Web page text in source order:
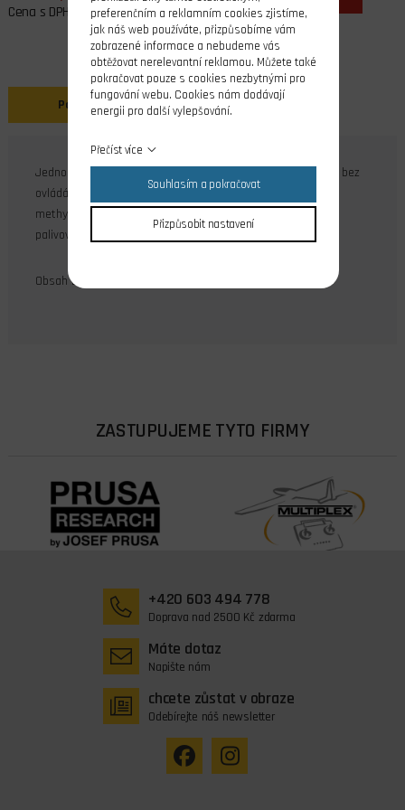
Cena s DPH
Popis Související produkty
Jednocestný plnící ventil je vhodný jako plnící přípojka, tzn. bez
ovládání výstupních větví. Verze glow je určena pro
methylalkoholové palivo. Tato velikost je doporučena pro
palivovou instalaci využívající hadičku o světlosti 2 mm.
Obsah balení: 1 ks
ZASTUPUJEME TYTO FIRMY
+420 603 494 778
Doprava nad 2500 Kč zdarma
Máte dotaz
Napište nám
chcete zůstat v obraze
Odebírejte náš newsletter
preferenčním a reklamním cookies zjistíme,
jak náš web používáte, přizpůsobíme vám
zobrazené informace a nebudeme vás
obtěžovat nerelevantní reklamou. Můžete také
pokračovat pouze s cookies nezbytnými pro
fungování webu. Cookies nám dodávají
energii pro další vylepšování.
Přečíst více
Souhlasím a pokračovat
Přizpůsobit nastavení